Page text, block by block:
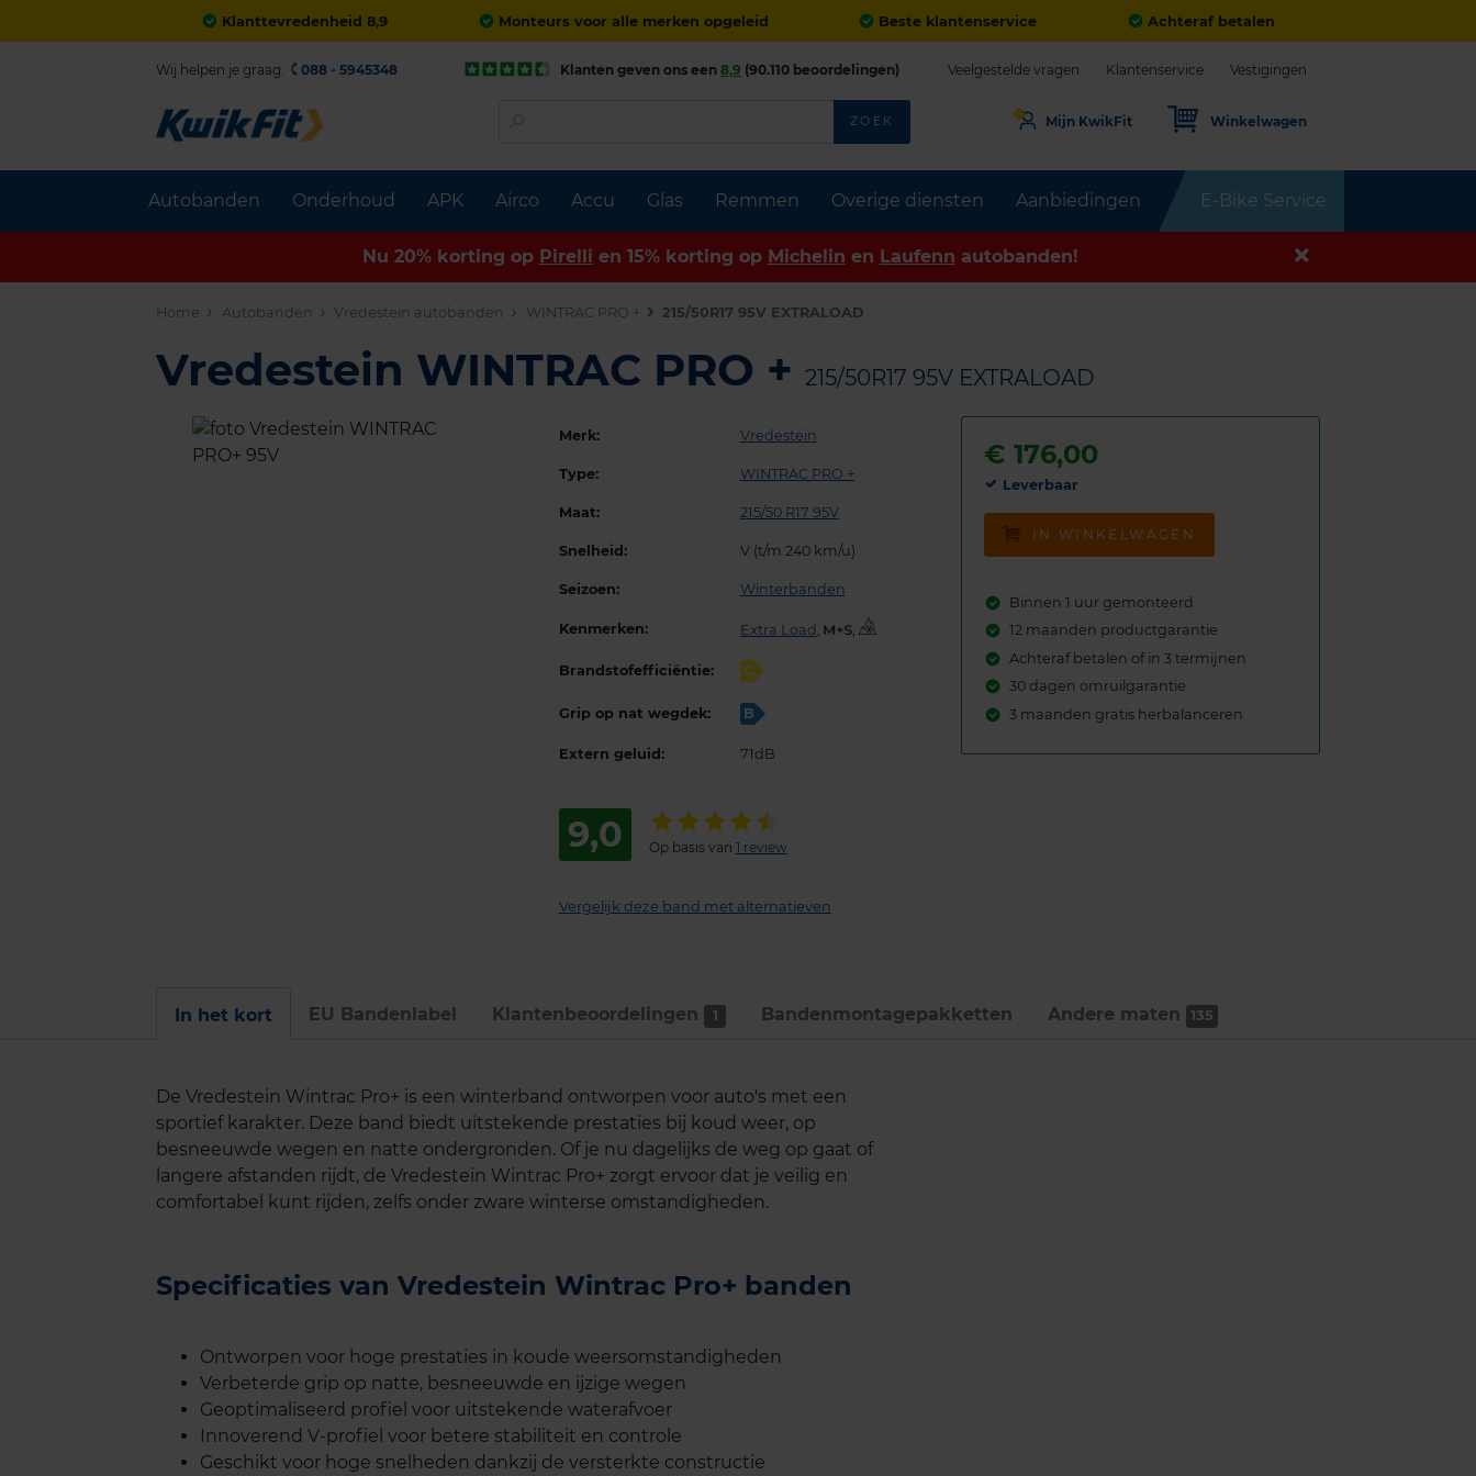
Klanttevredenheid 8,9 Monteurs voor alle merken opgeleid Beste klantenservice Achteraf betalen
Autobanden Onderhoud APK Airco Accu Glas Remmen Overige diensten Aanbiedingen E-Bike Service
Wij helpen je graag. 088 - 5945348 Klanten geven ons een 8,9 (90.110 beoordelingen) Veelgestelde vragen Klantenservice Vestigingen
ZOEK Mijn KwikFit Winkelwagen
Nu 20% korting op Pirelli en 15% korting op Michelin en Laufenn autobanden!
Home Autobanden Vredestein autobanden WINTRAC PRO + 215/50R17 95V EXTRALOAD
Vredestein WINTRAC PRO + 215/50R17 95V EXTRALOAD
Merk: Vredestein
Type: WINTRAC PRO +
Maat: 215/50 R17 95V
Snelheid: V (t/m 240 km/u)
Seizoen: Winterbanden
Kenmerken: Extra Load , ,
Brandstofefficiëntie: C
Grip op nat wegdek: B
Extern geluid: 71dB
9,0 Op basis van 1 review
Vergelijk deze band met alternatieven
€176,00
Leverbaar
IN WINKELWAGEN
Binnen 1 uur gemonteerd
12 maanden productgarantie
Achteraf betalen of in 3 termijnen
30 dagen omruilgarantie
3 maanden gratis herbalanceren
In het kort EU Bandenlabel Klantenbeoordelingen 1 Bandenmontage­pakketten Andere maten 135
De Vredestein Wintrac Pro+ is een winterband ontworpen voor auto's met een
sportief karakter. Deze band biedt uitstekende prestaties bij koud weer, op
besneeuwde wegen en natte ondergronden. Of je nu dagelijks de weg op gaat of
langere afstanden rijdt, de Vredestein Wintrac Pro+ zorgt ervoor dat je veilig en
comfortabel kunt rijden, zelfs onder zware winterse omstandigheden.
Specificaties van Vredestein Wintrac Pro+ banden
Ontworpen voor hoge prestaties in koude weersomstandigheden
Verbeterde grip op natte, besneeuwde en ijzige wegen
Geoptimaliseerd profiel voor uitstekende waterafvoer
Innoverend V-profiel voor betere stabiliteit en controle
Geschikt voor hoge snelheden dankzij de versterkte constructie